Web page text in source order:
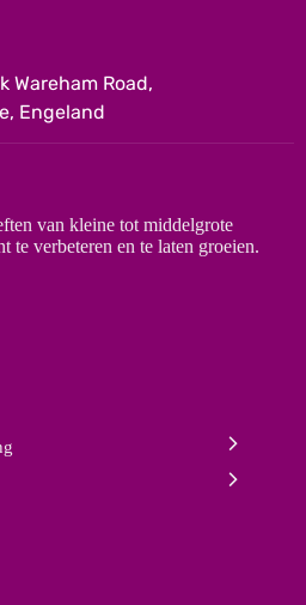
Wareham Road,
Engeland
van kleine tot middelgrote
te verbeteren en te laten groeien.